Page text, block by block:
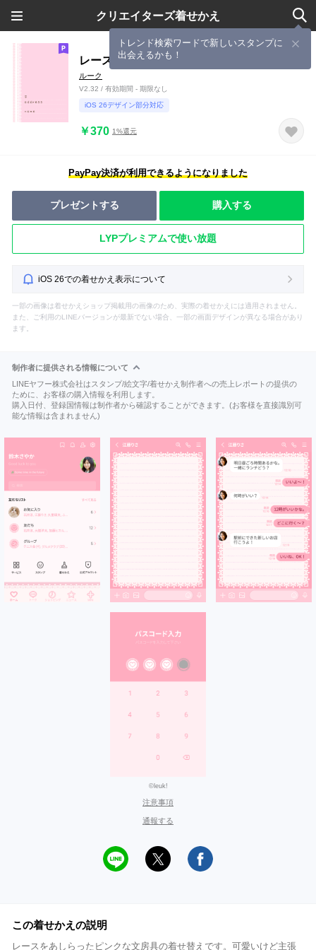
クリエイターズ着せかえ
トレンド検索ワードで新しいスタンプに
出会えるかも！
レースのステーショナリー
ルーク
V2.32 / 有効期間 - 期限なし
iOS 26デザイン部分対応
￥370 1%還元
PayPay決済が利用できるようになりました
プレゼントする 購入する
LYPプレミアムで使い放題
iOS 26での着せかえ表示について
一部の画像は着せかえショップ掲載用の画像のため、実際の着せかえには適用されません。
また、ご利用のLINEバージョンが最新でない場合、一部の画面デザインが異なる場合があり
ます。
制作者に提供される情報について
LINEヤフー株式会社はスタンプ/絵文字/着せかえ制作者への売上レポートの提供の
ために、お客様の購入情報を利用します。
購入日付、登録国情報は制作者から確認することができます。(お客様を直接識別可
能な情報は含まれません)
©leuk!
注意事項
通報する
この着せかえの説明
レースをあしらったピンクな文房具の着せ替えです。可愛いけど主張